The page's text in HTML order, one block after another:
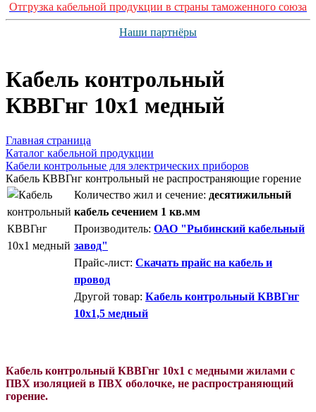
Отгрузка кабельной продукции в страны таможенного союза
Наши партнёры
Кабель контрольный
КВВГнг 10x1 медный
Главная страница
Каталог кабельной продукции
Кабели контрольные для электрических приборов
Кабель КВВГнг контрольный не распространяющие горение
Количество жил и сечение: десятижильный
кабель сечением 1 кв.мм
Производитель: ОАО "Рыбинский кабельный
завод"
Прайс-лист: Скачать прайс на кабель и
провод
Другой товар: Кабель контрольный КВВГнг
10x1,5 медный
Кабель контрольный КВВГнг 10x1 с медными жилами с
ПВХ изоляцией в ПВХ оболочке, не распространяющий
горение.